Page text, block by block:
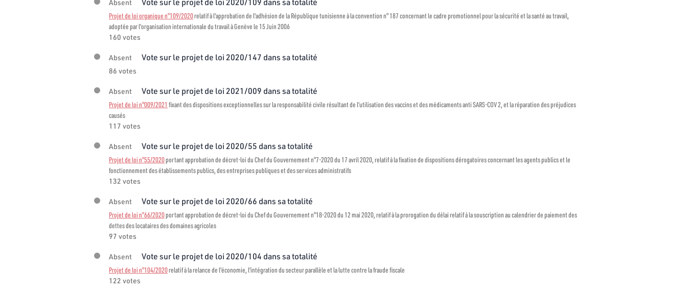
Absent
Projet de loi organique n°109/2020relatif à l'approbation de l'adhésion de la République tunisienne à la convention n° 187 concernant le cadre promotionnel pour la sécurité et la santé au travail,
adoptée par l'organisation internationale du travail à Genève le 15 Juin 2006
160 votes
Absent Vote sur le projet de loi 2020/147 dans sa totalité
86 votes
Absent Vote sur le projet de loi 2021/009 dans sa totalité
Projet de loi n°009/2021 fixant des dispositions exceptionnelles sur la responsabilité civile résultant de l’utilisation des vaccins et des médicaments anti SARS-COV 2, et la réparation des préjudices
causés
117 votes
Absent Vote sur le projet de loi 2020/55 dans sa totalité
Projet de loi n°55/2020portant approbation de décret-loi du Chef du Gouvernement n°7-2020 du 17 avril 2020, relatif à la fixation de dispositions dérogatoires concernant les agents publics et le
fonctionnement des établissements publics, des entreprises publiques et des services administratifs
132 votes
Absent Vote sur le projet de loi 2020/66 dans sa totalité
Projet de loi n°66/2020portant approbation de décret-loi du Chef du Gouvernement n°18-2020 du 12 mai 2020, relatif à la prorogation du délai relatif à la souscription au calendrier de paiement des
dettes des locataires des domaines agricoles
97 votes
Absent Vote sur le projet de loi 2020/104 dans sa totalité
Projet de loi n°104/2020relatif à la relance de l'économie, l'intégration du secteur parallèle et la lutte contre la fraude fiscale
122 votes